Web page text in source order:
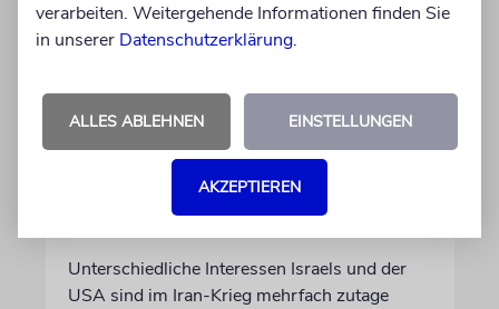
WASHINGTON D.C.
Trump: Netanjahu will, dass
USA im Iran involviert
Unterschiedliche Interessen Israels und der
USA sind im Iran-Krieg mehrfach zutage
verarbeiten. Weitergehende Informationen finden Sie
in unserer Datenschutzerklärung.
ALLES ABLEHNEN EINSTELLUNGEN
AKZEPTIEREN